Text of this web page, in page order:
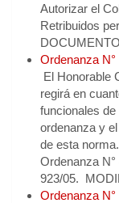
Autorizar el
Retribuidos
Ordenanza N°
El Honorable
regirá en
funcionales
ordenanza y
de esta
Ordenanza
923/05.
Ordenanza N°